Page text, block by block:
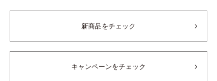
新商品をチェック
キャンペーンをチェック